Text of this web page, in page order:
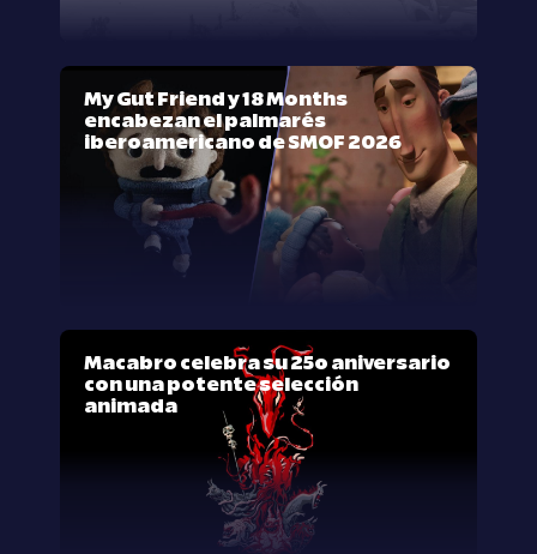
My Gut Friend y 18 Months
encabezan el palmarés
iberoamericano de SMOF 2026
Macabro celebra su 25º aniversario
con una potente selección
animada